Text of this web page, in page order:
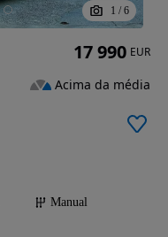
1 / 6
Manual
17 990 EUR
Acima da média